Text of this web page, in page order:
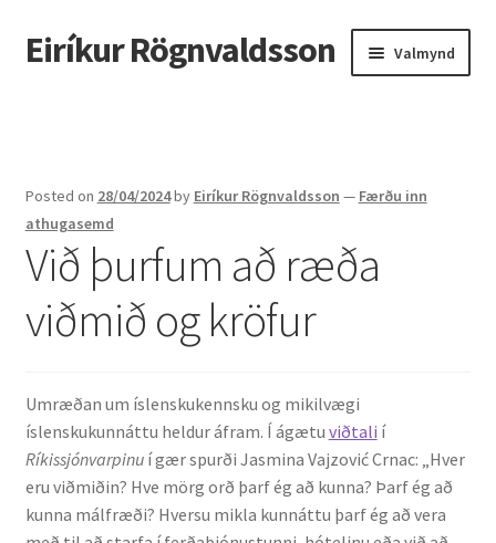
Fara
beint
Hoppa
yfir
Eiríkur Rögnvaldsson Valmynd
Ætt
Líf og starf
Myndir
Kennsla
Kennd námskeið
Kennsluefni
Posted on 28/04/2024by Eiríkur Rögnvaldsson — Færðu inn
athugasemd
Við þurfum að ræða
viðmið og kröfur
Umræðan um íslenskukennsku og mikilvægi
íslenskukunnáttu heldur áfram. Í ágætu viðtali í
Ríkissjónvarpinu í gær spurði Jasmina Vajzović Crnac: „Hver
eru viðmiðin? Hve mörg orð þarf ég að kunna? Þarf ég að
kunna málfræði? Hversu mikla kunnáttu þarf ég að vera